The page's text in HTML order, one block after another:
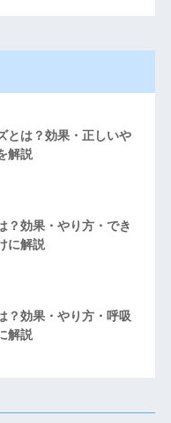
とは？効果・正しいや
解説
？効果・やり方・でき
に解説
？効果・やり方・呼吸
解説